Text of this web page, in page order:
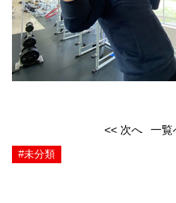
<< 次へ 一覧
#未分類